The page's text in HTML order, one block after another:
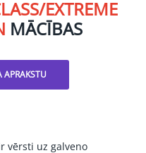
EXTREME
MĀCĪBAS
APRAKSTU
vērsti uz galveno